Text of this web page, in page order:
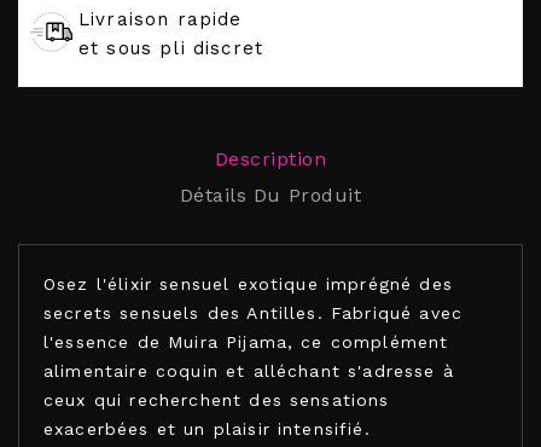
Livraison rapide
et sous pli discret
Description
Détails Du Produit
Osez l'élixir sensuel exotique imprégné des
secrets sensuels des Antilles. Fabriqué avec
l'essence de Muira Pijama, ce complément
alimentaire coquin et alléchant s'adresse à
ceux qui recherchent des sensations
exacerbées et un plaisir intensifié.